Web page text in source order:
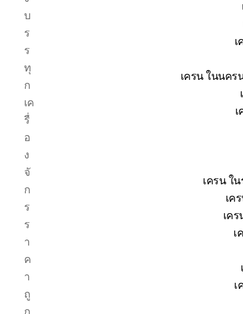
บ
ร
ร
ทุ
ก
เค
รื่
อ
ง
จั
ก
ร
ร
า
ค
า
ถู
ก
เครน ในนคร
เครน ใ
เค
เค
เ
เ